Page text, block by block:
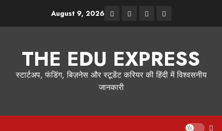
August 9, 2026
THE EDU EXPRESS
स्टार्टअप, फंडिंग, बिज़नेस और स्टूडेंट करियर की हिंदी में विश्वसनीय
जानकारी